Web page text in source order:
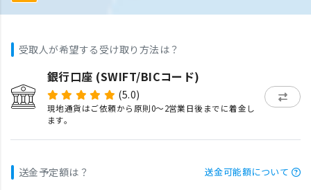
受取人が希望する受け取り方法は？
銀行口座 (SWIFT/BICコード)
(5.0)
現地通貨はご依頼から原則0〜2営業日後までに着金し
ます。
送金予定額は？ 送金可能額について